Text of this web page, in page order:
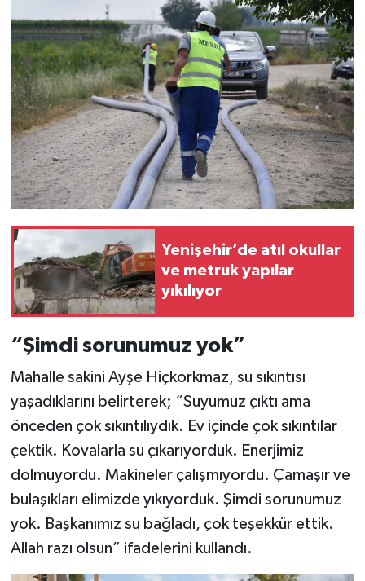
Yenişehir’de atıl okullar
ve metruk yapılar
yıkılıyor
“Şimdi sorunumuz yok”
Mahalle sakini Ayşe Hiçkorkmaz, su sıkıntısı
yaşadıklarını belirterek; “Suyumuz çıktı ama
önceden çok sıkıntılıydık. Ev içinde çok sıkıntılar
çektik. Kovalarla su çıkarıyorduk. Enerjimiz
dolmuyordu. Makineler çalışmıyordu. Çamaşır ve
bulaşıkları elimizde yıkıyorduk. Şimdi sorunumuz
yok. Başkanımız su bağladı, çok teşekkür ettik.
Allah razı olsun” ifadelerini kullandı.